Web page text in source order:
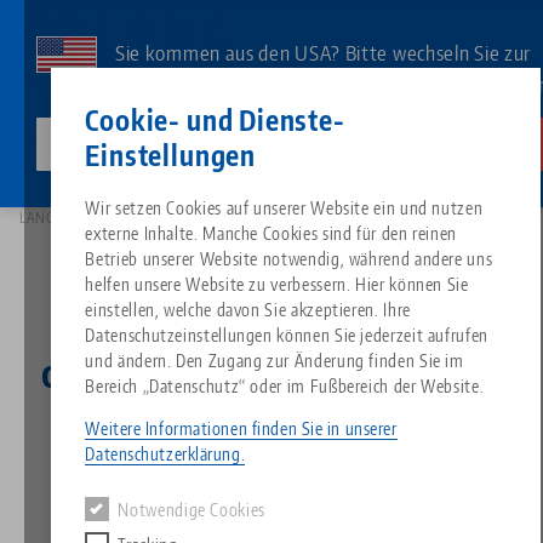
Cookie- und Dienste-
Einstellungen
Wir setzen Cookies auf unserer Website ein und nutzen
externe Inhalte. Manche Cookies sind für den reinen
Betrieb unserer Website notwendig, während andere uns
helfen unsere Website zu verbessern. Hier können Sie
einstellen, welche davon Sie akzeptieren. Ihre
Datenschutzeinstellungen können Sie jederzeit aufrufen
und ändern. Den Zugang zur Änderung finden Sie im
Bereich „Datenschutz“ oder im Fußbereich der Website.
Weitere Informationen finden Sie in unserer
Datenschutzerklärung.
Notwendige Cookies
Inhalt
Sie kommen aus den USA? Bitte wechseln Sie zur
US-Website, um landesspezifischen Inhalt zu
lang-technik-usa.com
Alles aus einer Hand
Nullpunktspanntechnik
Werkstückspanntechnik
Suche nach
Suche nach
Produktübersicht
Über LANG
Philosophie
Innovationen
Downloads
FAQ
Katalog anfordern
Blog
News
Messen
Passende Produkte
Es tut uns leid. Wir konnten keine Ergebnisse finden.
Zur Produktübersicht
Search
Downloads
Breadcrumb
LANG Technik ist neuer, offizieller Partner des KTM Kosak Racing Teams
LANG Technik ist neuer,
offizieller Partner des KTM
Kosak Racing Teams
Zurück zur Übersicht